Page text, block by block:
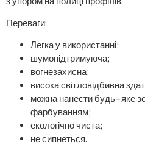
Переваги:
Легка у використанні;
шумопідтримуюча;
вогнезахисна;
висока світловідбивна
можна нанести будь-яке
фарбуванням;
екологічно чиста;
не сипнеться.